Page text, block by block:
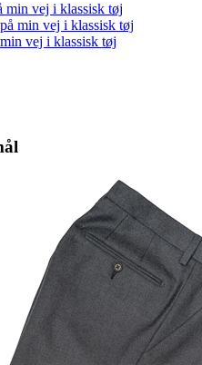
min vej i klassisk tøj
min vej i klassisk tøj
vej i klassisk tøj